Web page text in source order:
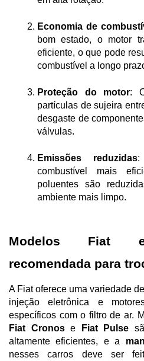
Economia de
bom estado, o motor
eficiente, o que pode
combustível a longo
Proteção do motor:
partículas de sujeira
desgaste de
válvulas.
Emissões reduzidas:
combustível mais
poluentes são
ambiente mais limpo.
Modelos Fiat e
recomendada para
A Fiat oferece uma variedade
injeção eletrônica e
específicos com o filtro de ar.
Fiat Cronos e Fiat Pulse
altamente eficientes, e a
nesses carros deve ser